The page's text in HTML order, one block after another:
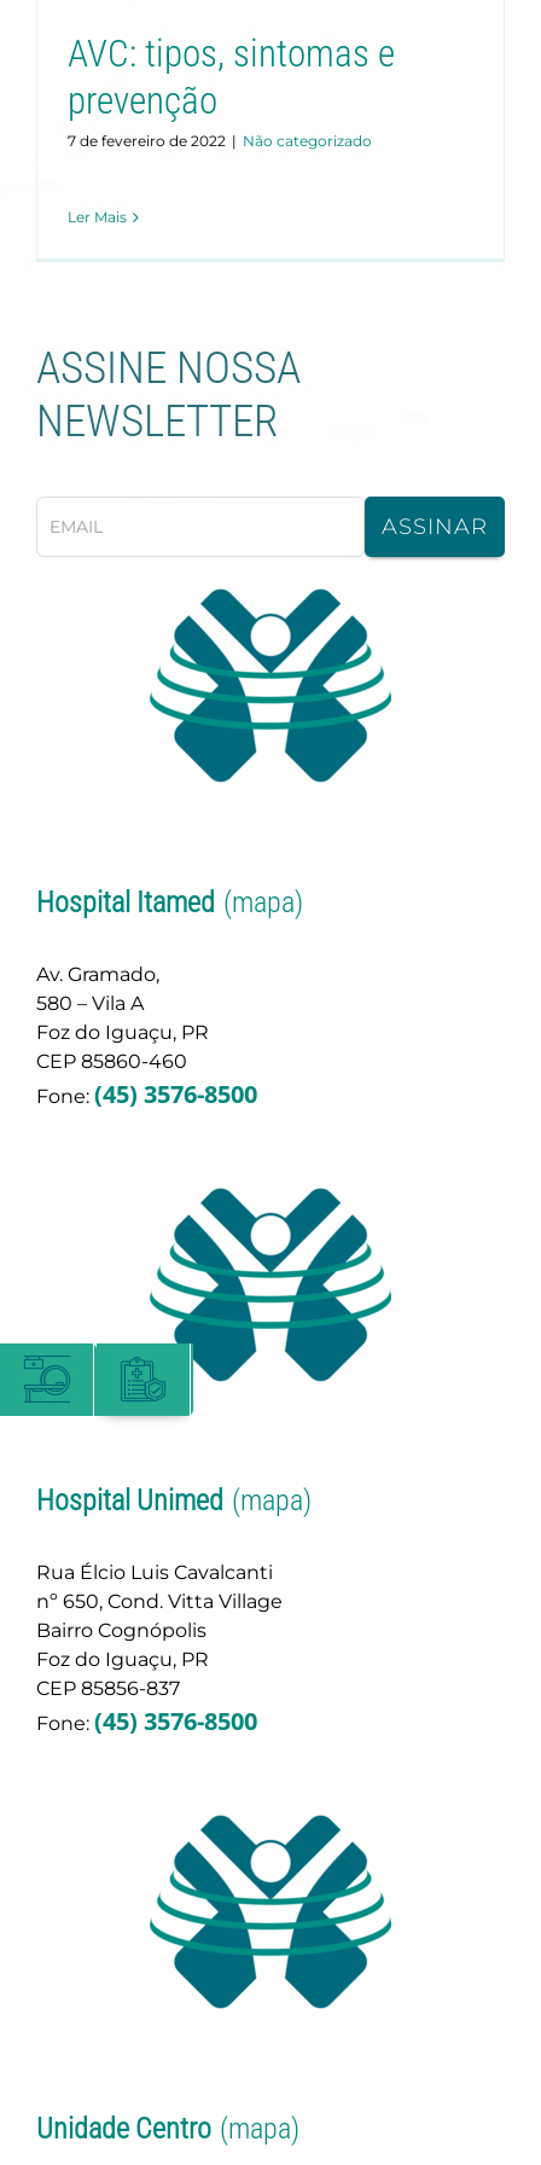
AVC: tipos, sintomas e
prevenção
7 de fevereiro de 2022 | Não categorizado
Ler Mais
ASSINE NOSSA
NEWSLETTER
Hospital Itamed (mapa)
Av. Gramado,
580 – Vila A
Foz do Iguaçu, PR
CEP 85860-460
Fone: (45) 3576-8500
Hospital Unimed (mapa)
Rua Élcio Luis Cavalcanti
nº 650, Cond. Vitta Village
Bairro Cognópolis
Foz do Iguaçu, PR
CEP 85856-837
Fone: (45) 3576-8500
Unidade Centro (mapa)